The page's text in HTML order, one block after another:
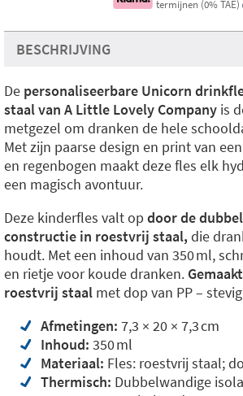
termijnen (0% TAE)
BESCHRIJVING
De personaliseerbare Unicorn
staal van A Little Lovely Company is
metgezel om dranken de hele
Met zijn paarse design en print van
en regenbogen maakt deze fles elk
een magisch avontuur.
Deze kinderfles valt op door de
constructie in roestvrij staal, die
houdt. Met een inhoud van 350 ml,
en rietje voor koude dranken.
roestvrij staal met dop van PP –
Afmetingen: 7,3 × 20 × 7,3 cm
Inhoud: 350 ml
Materiaal: Fles: roestvrij staal;
Thermisch: Dubbelwandige